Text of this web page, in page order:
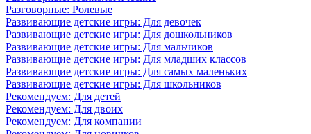
Разговорные: Ролевые
Развивающие детские игры: Для девочек
Развивающие детские игры: Для дошкольников
Развивающие детские игры: Для мальчиков
Развивающие детские игры: Для младших классов
Развивающие детские игры: Для самых маленьких
Развивающие детские игры: Для школьников
Рекомендуем: Для детей
Рекомендуем: Для двоих
Рекомендуем: Для компании